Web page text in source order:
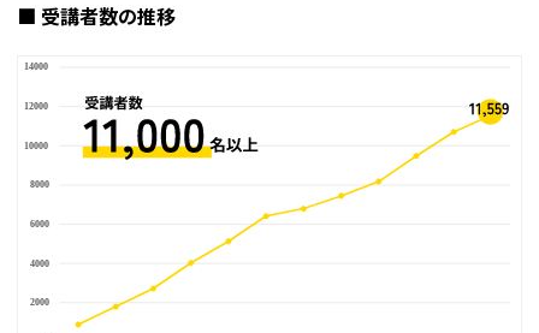
■ 受講者数の推移